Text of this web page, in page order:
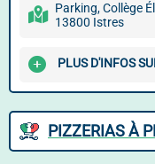
Parking, Collège
13800 Istres
PLUS D'INFOS
PIZZERIAS À